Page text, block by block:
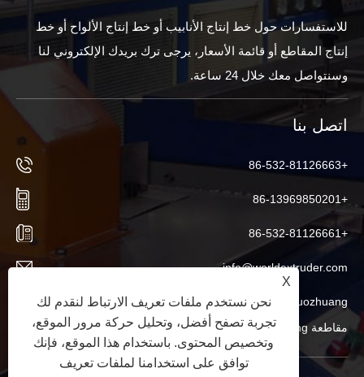
للاستفسارات حول خط إنتاج الأنابيب أو خط إنتاج الألواح أو خط
إنتاج المقاطع أو قائمة الأسعار، يرجى ترك بريدك الإلكتروني لنا
وسنتواصل معك خلال 24 ساعة.
اتصل بنا
+86-532-81126663
+86-13969850201
+86-532-81126661
info@worldextruder.com
مقاطعة Shandong، الصين
X
نحن نستخدم ملفات تعريف الارتباط لنقدم لك
تجربة تصفح أفضل، وتحليل حركة مرور الموقع،
وتخصيص المحتوى. باستخدام هذا الموقع، فإنك
توافق على استخدامنا لملفات تعريف